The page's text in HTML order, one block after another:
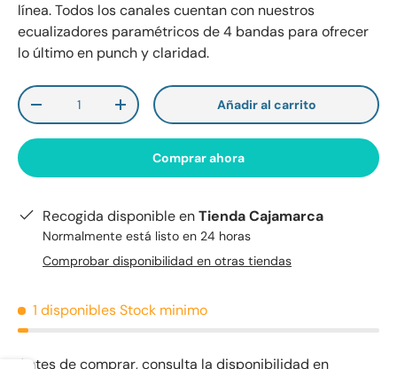
línea. Todos los canales cuentan con nuestros
ecualizadores paramétricos de 4 bandas para ofrecer
lo último en punch y claridad.
Cant.
-
+ Añadir al carrito
Comprar ahora
Recogida disponible enTienda Cajamarca
Normalmente está listo en 24 horas
Comprobar disponibilidad en otras tiendas
1 disponiblesStock minimo
Antes de comprar, consulta la disponibilidad en